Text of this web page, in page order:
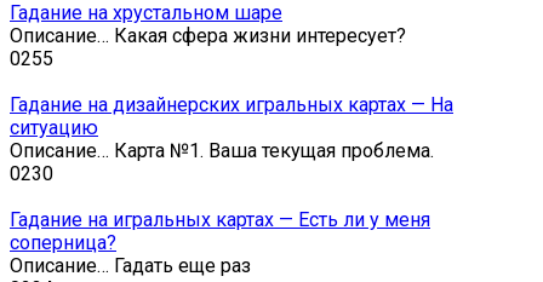
Гадание на хрустальном шаре
Описание… Какая сфера жизни интересует?
0255
Гадание на дизайнерских игральных картах — На
ситуацию
Описание… Карта №1. Ваша текущая проблема.
0230
Гадание на игральных картах — Есть ли у меня
соперница?
Описание… Гадать еще раз